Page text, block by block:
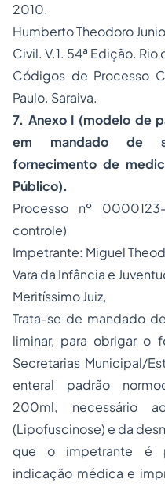
2010.
Humberto Theodoro
Civil. V.1. 54ª Edição. Rio
Códigos de Processo
Paulo. Saraiva.
7. Anexo I (modelo de
em mandado de
fornecimento de
Público).
Processo nº
controle)
Impetrante: Miguel
Vara da Infância e
Meritíssimo Juiz,
Trata-se de mandado
liminar, para obrigar o
Secretarias Municipal/
enteral padrão
200ml, necessário
(Lipofuscinose) e da
que o impetrante é
indicação médica e